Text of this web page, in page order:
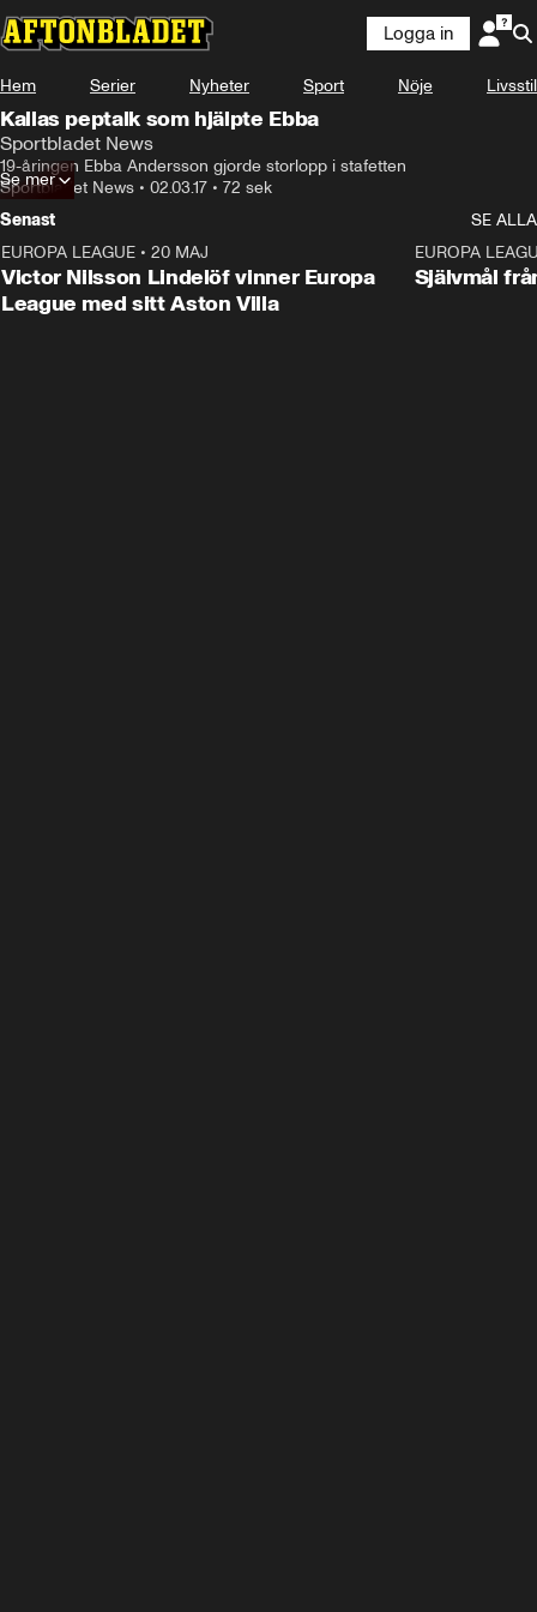
Logga in
Hem Serier Nyheter Sport Nöje Livsstil
Kallas peptalk som hjälpte Ebba
Sportbladet News
19-åringen Ebba Andersson gjorde storlopp i stafetten
Sportbladet News • 02.03.17 • 72 sek
Se mer
Senast
SE ALLA
EUROPA LEAGUE • 20 MAJ
Victor Nilsson Lindelöf vinner Europa
League med sitt Aston Villa
EUROPA
Självmål